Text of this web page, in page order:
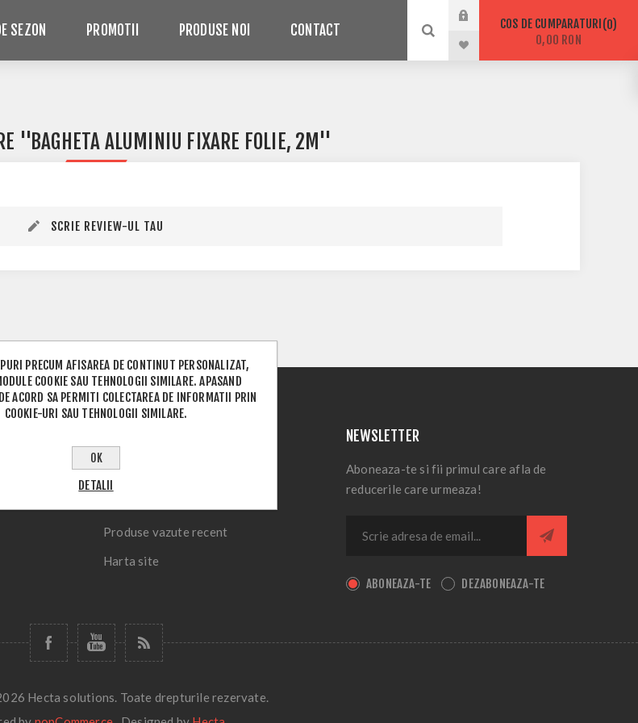
SEZON PROMOTII PRODUSE NOI CONTACT COS DE CUMPARATURI 0
0,00 RON
BAGHETA ALUMINIU FIXARE FOLIE, 2M
SCRIE REVIEW-UL TAU
Comenzi
Produse vazute recent
Harta site
NEWSLETTER
Aboneaza-te si fii primul care afla de
reducerile care urmeaza!
ABONEAZA-TE DEZABONEAZA-TE
Hecta solutions. Toate drepturile rezervate.
PRECUM AFISAREA DE CONTINUT PERSONALIZAT,
COOKIE SAU TEHNOLOGII SIMILARE. APASAND
ACORD SA PERMITI COLECTAREA DE INFORMATII PRIN
COOKIE-URI SAU TEHNOLOGII SIMILARE.
OK
DETALII